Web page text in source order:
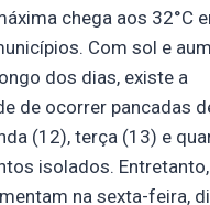
chega aos 32°C
Com sol e
dos dias, existe a
de ocorrer pancadas
(12), terça (13) e
isolados.
na sexta-feira,